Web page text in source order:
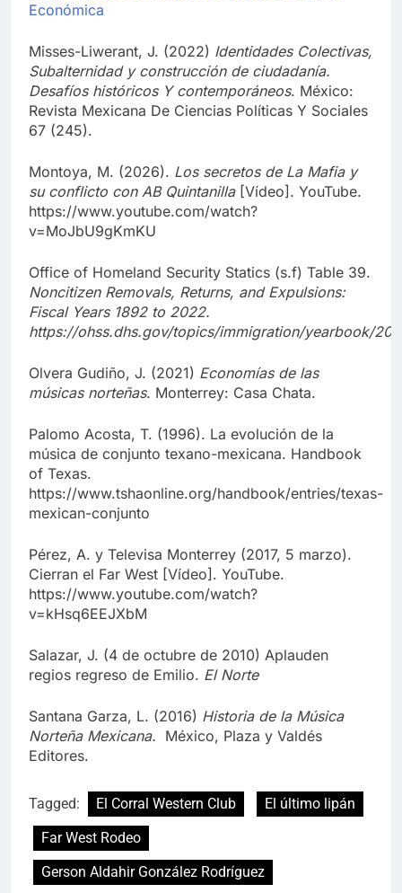
México, 1920-2000.
Misses-Liwerant, J. (2022)Identidades Colectivas,
Subalternidad y construcción de ciudadanía.
Desafíos históricos Y contemporáneos. México:
Revista Mexicana De Ciencias Políticas Y Sociales
Montoya, M. (2026).Los secretos de La Mafia y
su conflicto con AB Quintanilla[Vídeo]. YouTube.
https://www.youtube.com/watch?
Office of Homeland Security Statics (s.f) Table 39.
Noncitizen Removals, Returns, and Expulsions:
Fiscal Years 1892 to 2022.
Olvera Gudiño, J. (2021)Economías de las
Palomo Acosta, T. (1996). La evolución de la
música de conjunto texano-mexicana. Handbook
of Texas.
https://www.tshaonline.org/handbook/entries/texas-
Pérez, A. y Televisa Monterrey (2017, 5 marzo).
Cierran el Far West [Vídeo]. YouTube.
https://www.youtube.com/watch?
Salazar, J. (4 de octubre de 2010) Aplauden
Santana Garza, L. (2016)Historia de la Música
Norteña Mexicana.
El Corral Western Club
El último lipán
Far West Rodeo
Gerson Aldahir González Rodríguez